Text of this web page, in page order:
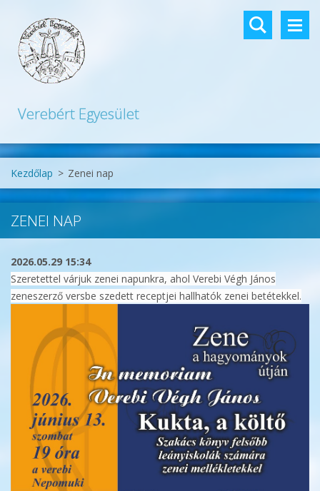
Verebért Egyesület
Kezdőlap > Zenei nap
ZENEI NAP
2026.05.29 15:34
Szeretettel várjuk zenei napunkra, ahol Verebi Végh János
zeneszerző versbe szedett receptjei hallhatók zenei betétekkel.